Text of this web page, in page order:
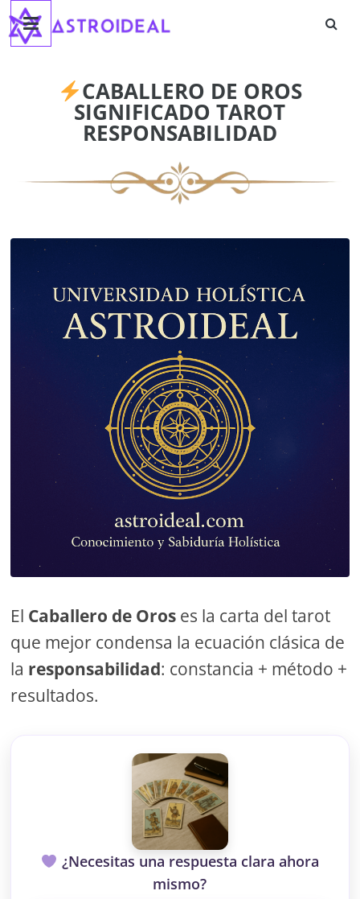
Saltar
contenido
Astroideal
CABALLERO DE OROS
SIGNIFICADO TAROT
RESPONSABILIDAD
El Caballero de Oros es la carta del tarot
que mejor condensa la ecuación clásica de
la responsabilidad: constancia + método +
resultados.
¿Necesitas una respuesta clara ahora
mismo?